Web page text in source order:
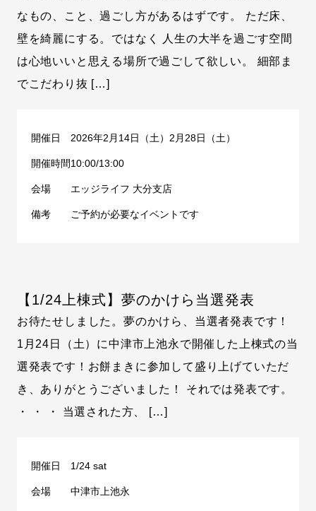
なもの、こと、過ごし方があるはずです。 ただ床、
壁を綺麗にする。ではなく 人生の大半を過ごす空間
は心地いいと思える場所で過ごして欲しい。 細部ま
でこだわり抜 […]
開催日 2026年2月14日（土）2月28日（土）
開催時間10:00/13:00
会場 エッジライフ 大分支店
備考 ご予約が必要なイベントです
【1/24上棟式】夢のかけら当選発表
お待たせしました。夢のかけら、当選者発表です！
1月24日（土）に中津市上池永で開催した上棟式の当
選発表です！お餅まきに参加して盛り上げていただ
き、ありがとうございました！ それでは発表です。
・ ・ ・ 当選された方、 […]
開催日 1/24 sat
会場 中津市上池永